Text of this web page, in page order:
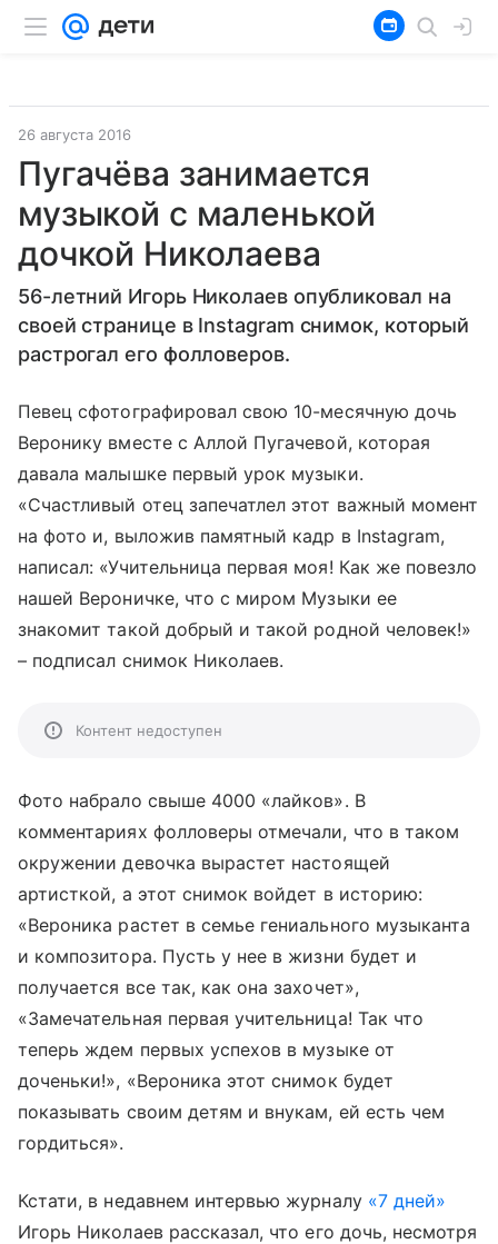
26 августа 2016
Пугачёва занимается
музыкой с маленькой
дочкой Николаева
56-летний Игорь Николаев опубликовал на
своей странице в Instagram снимок, который
растрогал его фолловеров.
Певец сфотографировал свою 10-месячную дочь
Веронику вместе с Аллой Пугачевой, которая
давала малышке первый урок музыки.
«Счастливый отец запечатлел этот важный момент
на фото и, выложив памятный кадр в Instagram,
написал: «Учительница первая моя! Как же повезло
нашей Вероничке, что с миром Музыки ее
знакомит такой добрый и такой родной человек!»
– подписал снимок Николаев.
Контент недоступен
Фото набрало свыше 4000 «лайков». В
комментариях фолловеры отмечали, что в таком
окружении девочка вырастет настоящей
артисткой, а этот снимок войдет в историю:
«Вероника растет в семье гениального музыканта
и композитора. Пусть у нее в жизни будет и
получается все так, как она захочет»,
«Замечательная первая учительница! Так что
теперь ждем первых успехов в музыке от
доченьки!», «Вероника этот снимок будет
показывать своим детям и внукам, ей есть чем
гордиться».
Кстати, в недавнем интервью журналу «7 дней»
Игорь Николаев рассказал, чтоего дочь, несмотря